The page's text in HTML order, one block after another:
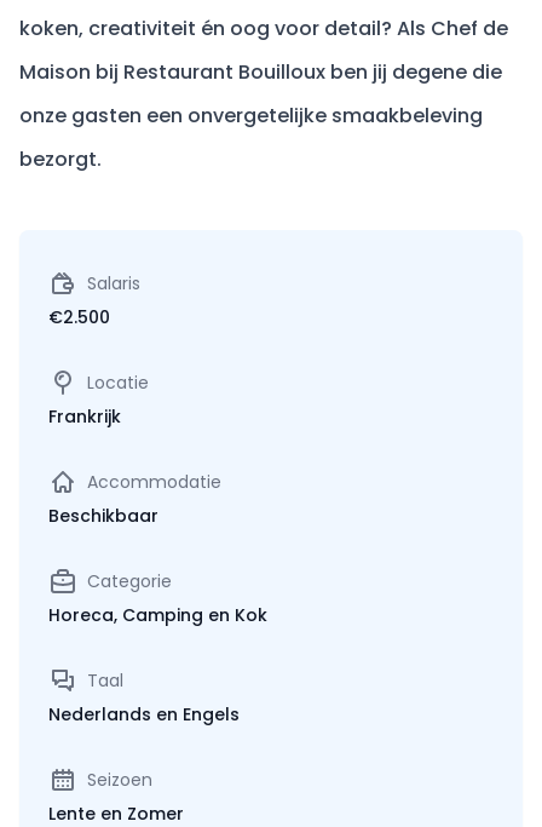
koken, creativiteit én oog voor detail? Als Chef de
Maison bij Restaurant Bouilloux ben jij degene die
onze gasten een onvergetelijke smaakbeleving
bezorgt.
Salaris
€2.500
Locatie
Frankrijk
Accommodatie
Beschikbaar
Categorie
Horeca, Camping en Kok
Taal
Nederlands en Engels
Seizoen
Lente en Zomer